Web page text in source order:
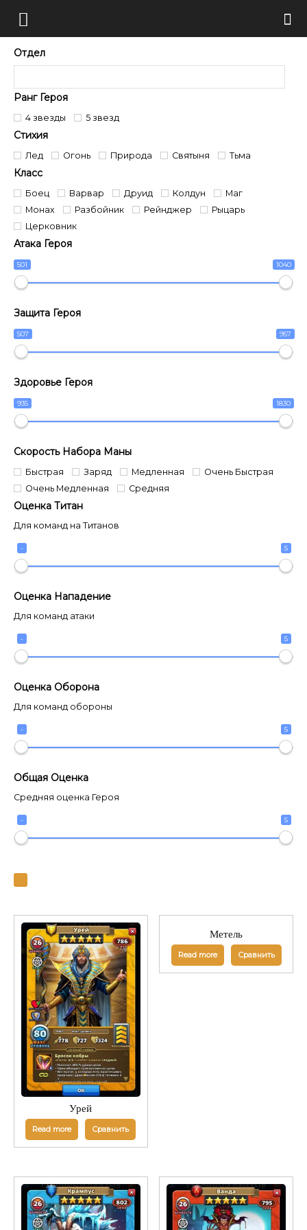
Отдел
Ранг Героя
4 звезды 5 звезд
Стихия
Лед Огонь Природа Святыня Тьма
Класс
Боец Варвар Друид Колдун
Маг
Монах
Разбойник Рейнджер
Рыцарь
Церковник
Атака Героя
501 1040
Защита Героя
507 957
Здоровье Героя
935 1830
Скорость Набора Маны
Быстрая Заряд Медленная
Очень Быстрая
Очень Медленная
Средняя
Оценка Титан
Для команд на Титанов
- 5
Оценка Нападение
Для команд атаки
- 5
Оценка Оборона
Для команд обороны
- 5
Общая Оценка
Средняя оценка Героя
- 5
Урей
Read more Сравнить
Метель
Read more Сравнить